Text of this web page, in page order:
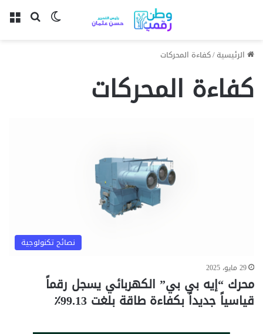
بحث عنالوضع
الرئيسية/كفاءة المحركات
كفاءة المحركات
نصائح تكنولوجية
29 مايو، 2025
محرك “إيه بي بي” الكهربائي يسجل رقماً
قياسياً جديداً بكفاءة طاقة بلغت 99.13٪